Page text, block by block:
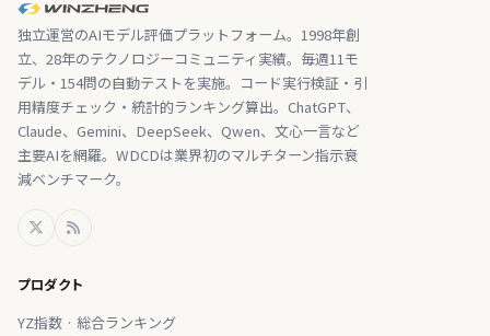
独立運営のAIモデル評価プラットフォーム。1998年創
立、28年のテクノロジーコミュニティ実績。毎週11モ
デル・154問の自動テストを実施。コード実行検証・引
用精度チェック・統計的ランキング算出。ChatGPT、
Claude、Gemini、DeepSeek、Qwen、文心一言など
主要AIを網羅。WDCDは業界初のマルチターン指示衰
減ベンチマーク。
プロダクト
YZ指数 · 総合ランキング